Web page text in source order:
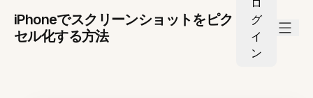
iPhoneでスクリーンショットをピク
セル化する方法
ロ
グ
イ
ン